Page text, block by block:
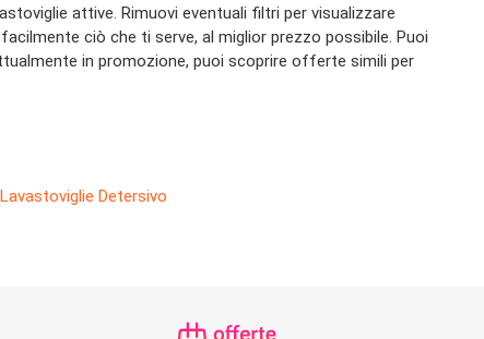
attive. Rimuovi eventuali filtri per visualizzare
ciò che ti serve, al miglior prezzo possibile. Puoi
in promozione, puoi scoprire offerte simili per
Lavastoviglie Detersivo